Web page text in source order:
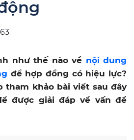
như thế nào về nội dung
để hợp đồng có hiệu lực?
tham khảo bài viết sau đây
được giải đáp về vấn đề